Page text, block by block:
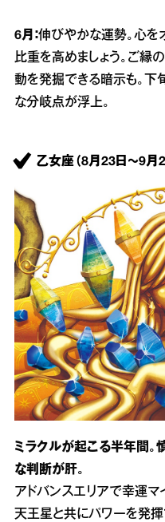
6月：伸びやかな運勢。心を
比重を高めましょう。ご縁
動を発掘できる暗示も。
な分岐点が浮上。
乙女座（8月23日～9月
ミラクルが起こる半年間。
な判断が肝。
アドバンスエリアで幸運マ
天王星と共にパワーを発揮